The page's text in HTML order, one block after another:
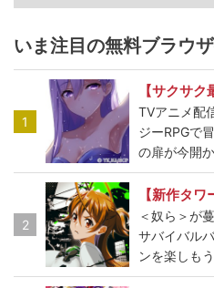
いま注目の無料ブラウザ
1
【サクサク
TVアニメ配
ジーRPGで
の扉が今開
2
【新作タワ
＜奴ら＞が
サバイバル
ンを楽しもう